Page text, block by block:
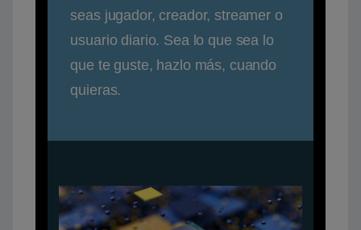
seas jugador, creador, streamer o
usuario diario. Sea lo que sea lo
que te guste, hazlo más, cuando
quieras.